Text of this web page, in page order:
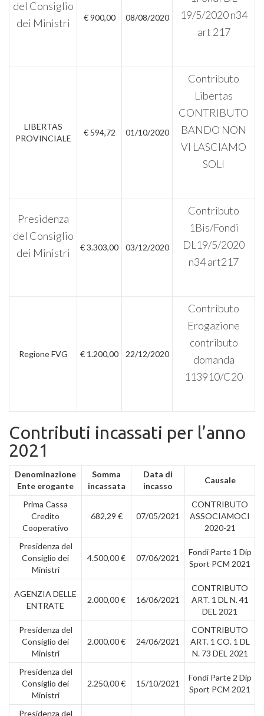
del Consiglio
dei Ministri
€ 900,00 08/08/2020
19/5/2020 n34
art 217
LIBERTAS
PROVINCIALE
€ 594,72 01/10/2020
Contributo
Libertas
CONTRIBUTO
BANDO NON
VI LASCIAMO
SOLI
Presidenza
del Consiglio
dei Ministri
€ 3.303,00 03/12/2020
Contributo
1Bis/Fondi
DL19/5/2020
n34 art217
Regione FVG € 1.200,00 22/12/2020
Contributo
Erogazione
contributo
domanda
113910/C20
Contributi incassati per l’anno
2021
Denominazione
Ente erogante
Somma
incassata
Data di
incasso
Causale
Prima Cassa
Credito
Cooperativo
682,29 € 07/05/2021
CONTRIBUTO
ASSOCIAMOCI
2020-21
Presidenza del
Consiglio dei
Ministri
4.500,00 € 07/06/2021
Fondi Parte 1 Dip
Sport PCM 2021
AGENZIA DELLE
ENTRATE
2.000,00 € 16/06/2021
CONTRIBUTO
ART. 1 DL N. 41
DEL 2021
Presidenza del
Consiglio dei
Ministri
2.000,00 € 24/06/2021
CONTRIBUTO
ART. 1 CO. 1 DL
N. 73 DEL 2021
Presidenza del
Consiglio dei
Ministri
2.250,00 € 15/10/2021
Fondi Parte 2 Dip
Sport PCM 2021
Presidenza del